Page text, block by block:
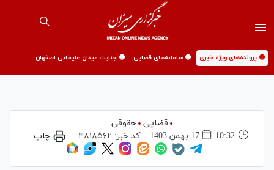
🟡 پرونده‌های ویژه خبری 🟡 سامانه‌های قضایی 🟡 جنایت میدان علیخانی اصفهان
قضایی حقوقی
10:32
17 بهمن 1403 کد خبر: ۴۸۱۸۵۶۲ چاپ